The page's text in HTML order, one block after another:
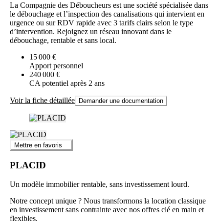
La Compagnie des Déboucheurs est une société spécialisée dans
le débouchage et l’inspection des canalisations qui intervient en
urgence ou sur RDV rapide avec 3 tarifs clairs selon le type
d’intervention. Rejoignez un réseau innovant dans le
débouchage, rentable et sans local.
15 000 €
Apport personnel
240 000 €
CA potentiel après 2 ans
Voir la fiche détaillée Demander une documentation
Mettre en favoris
PLACID
Un modèle immobilier rentable, sans investissement lourd.
Notre concept unique ? Nous transformons la location classique
en investissement sans contrainte avec nos offres clé en main et
flexibles.